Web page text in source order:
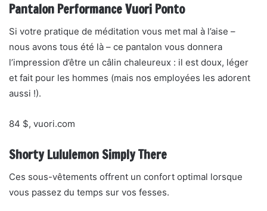
Pantalon Performance Vuori Ponto
Si votre pratique de méditation vous met mal à l’aise –
nous avons tous été là – ce pantalon vous donnera
l’impression d’être un câlin chaleureux : il est doux, léger
et fait pour les hommes (mais nos employées les adorent
aussi !).
84 $, vuori.com
Shorty Lululemon Simply There
Ces sous-vêtements offrent un confort optimal lorsque
vous passez du temps sur vos fesses.